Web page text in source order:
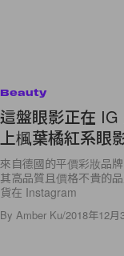
Beauty
這盤眼影正在
上楓葉橘紅系眼
來自德國的平價彩妝品
其高品質且價格不貴的
貨在 Instagram
By Amber Ku/2018年12月